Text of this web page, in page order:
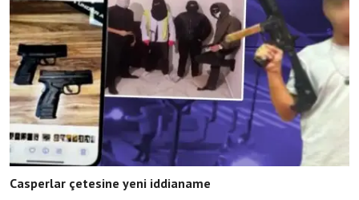
Casperlar çetesine yeni iddianame